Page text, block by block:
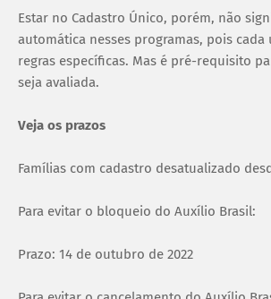
Estar no Cadastro Único, porém, não
automática nesses programas, pois cada
regras específicas. Mas é pré-requisito
seja avaliada.
Veja os prazos
Famílias com cadastro desatualizado
Para evitar o bloqueio do Auxílio Brasil:
Prazo: 14 de outubro de 2022